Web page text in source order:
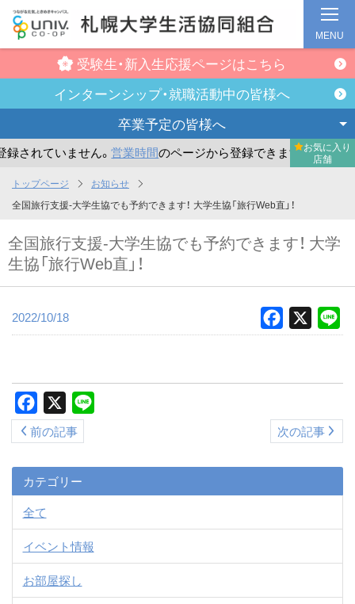
コ
ン
テ
受験生・新入生応援ページはこちら
インターンシップ・就職活動中の皆様へ
卒業予定の皆様へ
れていません。営業時間のページから登録できます。 ま
お気に入り
店舗
MENU
トップページ
お知らせ
全国旅行支援-大学生協でも予約できます！ 大学生協「旅行Web直」！
全国旅行支援-大学生協でも予約できます！ 大学
生協「旅行Web直」！
2022/10/18 Facebook
Facebook
前の記事 次の記事
カテゴリー
全て
イベント情報
お部屋探し